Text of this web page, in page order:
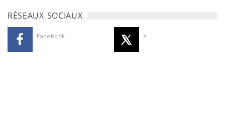
RÉSEAUX SOCIAUX
Facebook X